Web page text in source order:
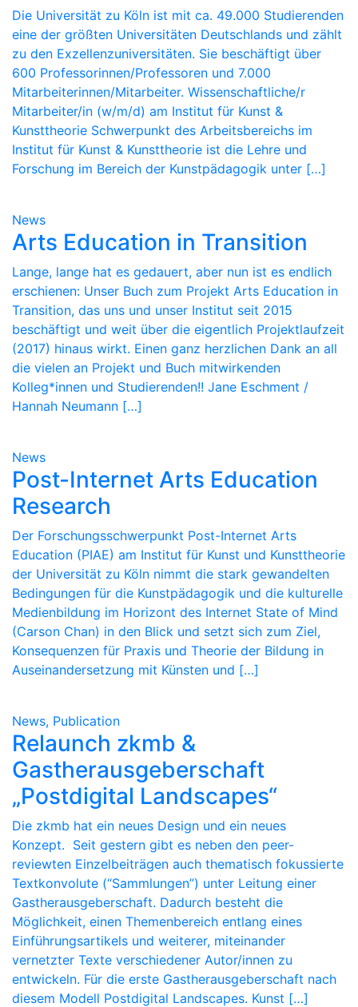
Die Universität zu Köln ist mit ca. 49.000 Studierenden
eine der größten Universitäten Deutschlands und zählt
zu den Exzellenzuniversitäten. Sie beschäftigt über
600 Professorinnen/Professoren und 7.000
Mitarbeiterinnen/Mitarbeiter. Wissenschaftliche/r
Mitarbeiter/in (w/m/d) am Institut für Kunst &
Kunsttheorie Schwerpunkt des Arbeitsbereichs im
Institut für Kunst & Kunsttheorie ist die Lehre und
Forschung im Bereich der Kunstpädagogik unter […]
News
Arts Education in Transition
Lange, lange hat es gedauert, aber nun ist es endlich
erschienen: Unser Buch zum Projekt Arts Education in
Transition, das uns und unser Institut seit 2015
beschäftigt und weit über die eigentlich Projektlaufzeit
(2017) hinaus wirkt. Einen ganz herzlichen Dank an all
die vielen an Projekt und Buch mitwirkenden
Kolleg*innen und Studierenden!! Jane Eschment /
Hannah Neumann […]
News
Post-Internet Arts Education
Research
Der Forschungsschwerpunkt Post-Internet Arts
Education (PIAE) am Institut für Kunst und Kunsttheorie
der Universität zu Köln nimmt die stark gewandelten
Bedingungen für die Kunstpädagogik und die kulturelle
Medienbildung im Horizont des Internet State of Mind
(Carson Chan) in den Blick und setzt sich zum Ziel,
Konsequenzen für Praxis und Theorie der Bildung in
Auseinandersetzung mit Künsten und […]
News, Publication
Relaunch zkmb &
Gastherausgeberschaft
„Postdigital Landscapes“
Die zkmb hat ein neues Design und ein neues
Konzept. Seit gestern gibt es neben den peer-
reviewten Einzelbeiträgen auch thematisch fokussierte
Textkonvolute (“Sammlungen”) unter Leitung einer
Gastherausgeberschaft. Dadurch besteht die
Möglichkeit, einen Themenbereich entlang eines
Einführungsartikels und weiterer, miteinander
vernetzter Texte verschiedener Autor/innen zu
entwickeln. Für die erste Gastherausgeberschaft nach
diesem Modell Postdigital Landscapes. Kunst […]